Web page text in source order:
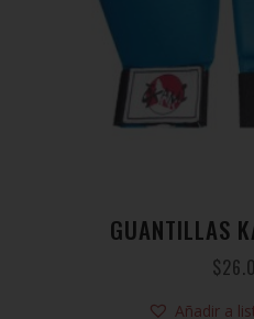
GUANTILLAS
$
Añadir a